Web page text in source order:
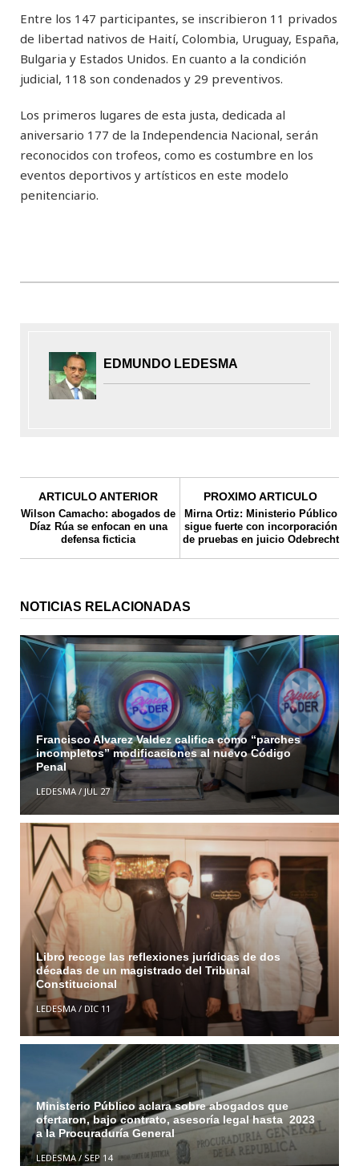
Entre los 147 participantes, se inscribieron 11 privados
de libertad nativos de Haití, Colombia, Uruguay, España,
Bulgaria y Estados Unidos. En cuanto a la condición
judicial, 118 son condenados y 29 preventivos.
Los primeros lugares de esta justa, dedicada al
aniversario 177 de la Independencia Nacional, serán
reconocidos con trofeos, como es costumbre en los
eventos deportivos y artísticos en este modelo
penitenciario.
EDMUNDO LEDESMA
ARTICULO ANTERIOR
Wilson Camacho: abogados de
Díaz Rúa se enfocan en una
defensa ficticia
PROXIMO ARTICULO
Mirna Ortiz: Ministerio Público
sigue fuerte con incorporación
de pruebas en juicio Odebrecht
NOTICIAS RELACIONADAS
Francisco Alvarez Valdez califica como “parches
incompletos” modificaciones al nuevo Código
Penal
LEDESMA/ JUL 27
Libro recoge las reflexiones jurídicas de dos
décadas de un magistrado del Tribunal
Constitucional
LEDESMA/ DIC 11
Ministerio Público aclara sobre abogados que
ofertaron, bajo contrato, asesoría legal hasta 2023
a la Procuraduría General
LEDESMA/ SEP 14